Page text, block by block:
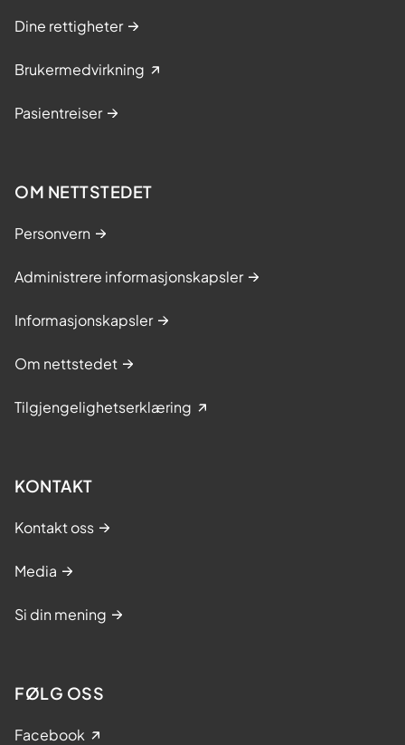
Dine rettigheter
Brukermedvirkning
Pasientreiser
OM NETTSTEDET
Personvern
Administrere informasjonskapsler
Informasjonskapsler
Om nettstedet
Tilgjengelighetserklæring
KONTAKT
Kontakt oss
Media
Si din mening
FØLG OSS
Facebook